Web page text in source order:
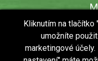
Povinně
Ochrana
Kliknutím na tlačítko
umožníte
marketingové